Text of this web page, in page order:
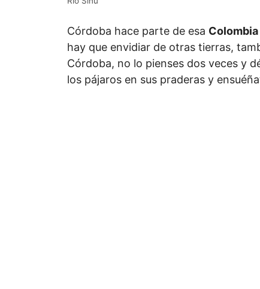
Córdoba hace parte de esa
hay que envidiar de otras tierras,
Córdoba, no lo pienses dos veces y
los pájaros en sus praderas y